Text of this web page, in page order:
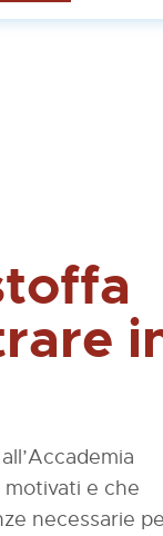
e che
necessarie